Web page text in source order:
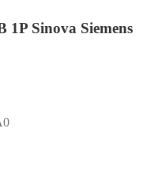
Sinova Siemens